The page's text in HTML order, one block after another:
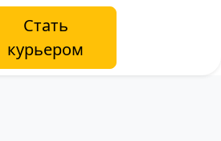
Стать
курьером